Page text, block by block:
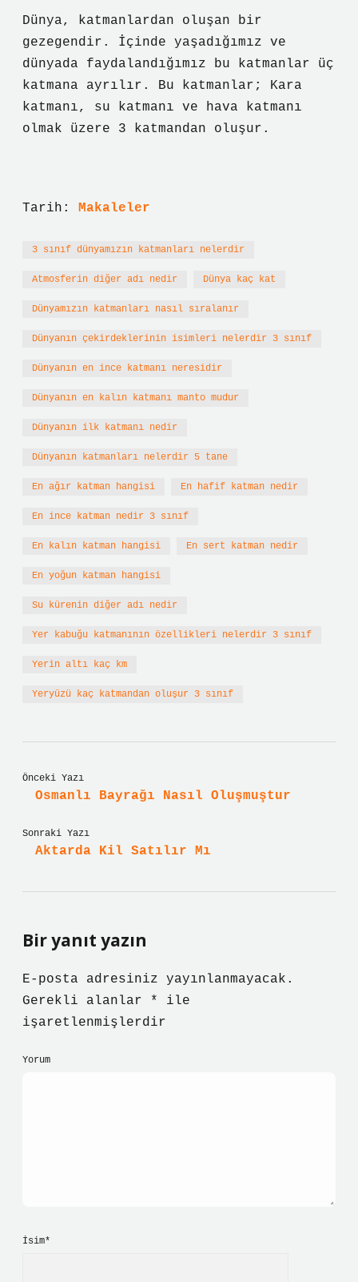
Dünya, katmanlardan oluşan bir
gezegendir. İçinde yaşadığımız ve
dünyada faydalandığımız bu katmanlar üç
katmana ayrılır. Bu katmanlar; Kara
katmanı, su katmanı ve hava katmanı
olmak üzere 3 katmandan oluşur.
Tarih: Makaleler
3 sınıf dünyamızın katmanları nelerdir
Atmosferin diğer adı nedir Dünya kaç kat
Dünyamızın katmanları nasıl sıralanır
Dünyanın çekirdeklerinin isimleri nelerdir 3 sınıf
Dünyanın en ince katmanı neresidir
Dünyanın en kalın katmanı manto mudur
Dünyanın ilk katmanı nedir
Dünyanın katmanları nelerdir 5 tane
En ağır katman hangisi En hafif katman nedir
En ince katman nedir 3 sınıf
En kalın katman hangisi En sert katman nedir
En yoğun katman hangisi
Su kürenin diğer adı nedir
Yer kabuğu katmanının özellikleri nelerdir 3 sınıf
Yerin altı kaç km
Yeryüzü kaç katmandan oluşur 3 sınıf
Önceki Yazı
Osmanlı Bayrağı Nasıl Oluşmuştur
Sonraki Yazı
Aktarda Kil Satılır Mı
Bir yanıt yazın
E-posta adresiniz yayınlanmayacak.
Gerekli alanlar
*
ile
işaretlenmişlerdir
Yorum
İsim*